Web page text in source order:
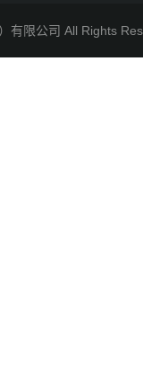
）有限公司 All Rights